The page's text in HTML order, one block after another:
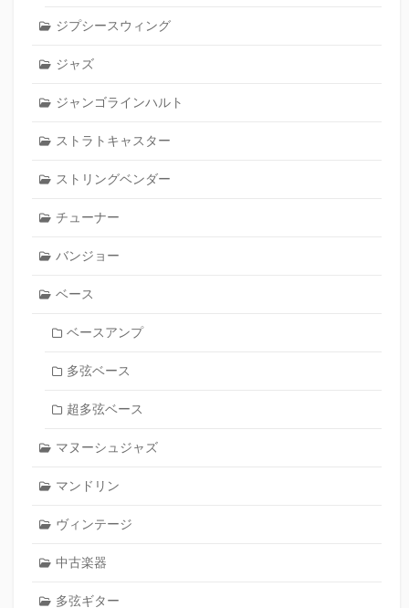
ジプシースウィング
ジャズ
ジャンゴラインハルト
ストラトキャスター
ストリングベンダー
チューナー
バンジョー
ベース
ベースアンプ
多弦ベース
超多弦ベース
マヌーシュジャズ
マンドリン
ヴィンテージ
中古楽器
多弦ギター